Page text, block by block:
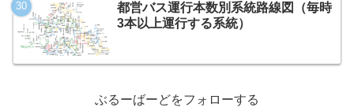
都営バス運行本数別系統路線図（毎時
3本以上運行する系統）
ぶるーばーどをフォローする